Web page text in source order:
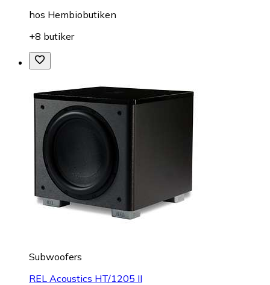
hos Hembiobutiken
+8 butiker
Subwoofers
REL Acoustics HT/1205 II